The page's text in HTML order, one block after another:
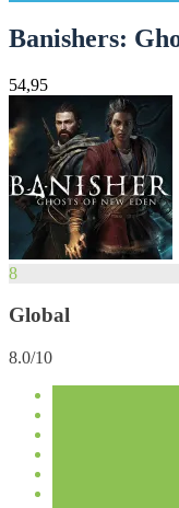
Banishers:
54,95
8
Global
8.0/10